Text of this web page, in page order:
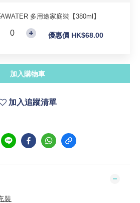
多用途家庭裝【380ml】
優惠價 HK$68.00
加入購物車
加入追蹤清單
裝